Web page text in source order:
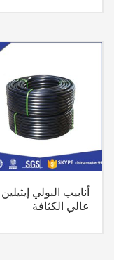
أنابيب البولي إيثيلين
عالي الكثافة